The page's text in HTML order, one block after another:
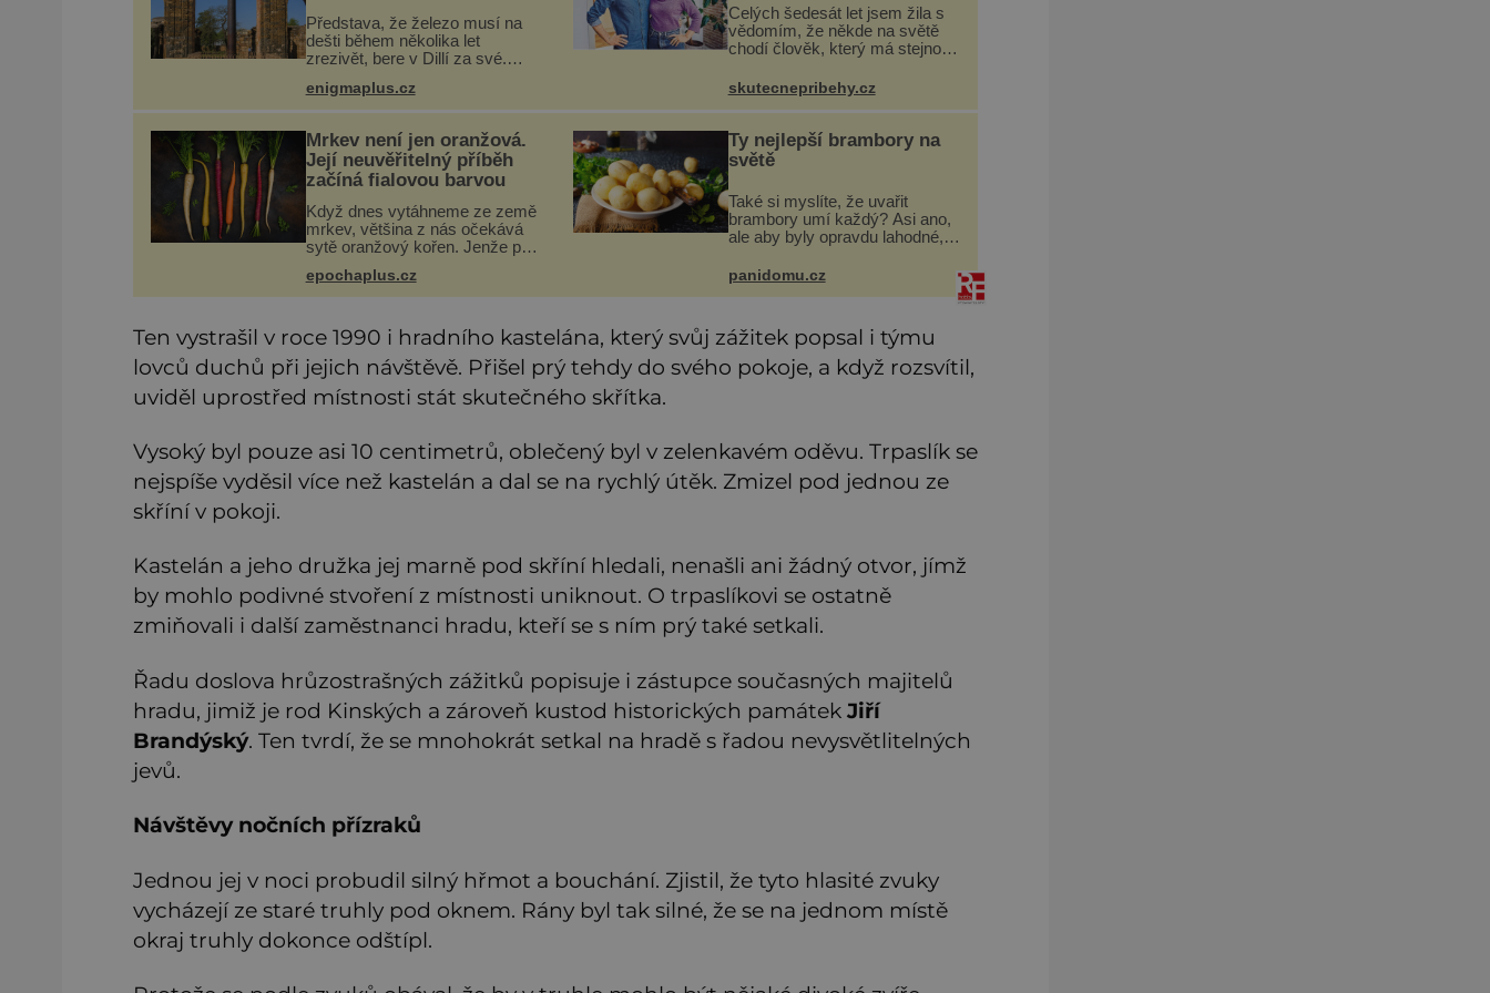
Představa, že železo musí na
dešti během několika let
zrezivět, bere v Dillí za své.
více než sedm metrů vysoký
železný sloup, který už přibližně
1 600 let odolává počasí
enigmaplus.cz
Celých šedesát let jsem žila s
vědomím, že někde na světě
chodí člověk, který má stejnou
nedovedla vybavit jeho tvář.
Byli jsme ještě malí, když jsme
s mým o šest let mlad
skutecnepribehy.cz
Mrkev není jen oranžová.
Její neuvěřitelný příběh
začíná fialovou barvou
Když dnes vytáhneme ze země
mrkev, většina z nás očekává
sytě oranžový kořen. Jenže po
všechno možné, jen ne
oranžová. Je fialová, žlutá, bílá,
epochaplus.cz
Ty nejlepší brambory na
světě
Také si myslíte, že uvařit
brambory umí každý? Asi ano,
ale aby byly opravdu lahodné,
triky. Že jsou různé varné typy
od A, tedy na saláty, po D na
panidomu.cz
Ten vystrašil v roce 1990 i hradního kastelána, který svůj zážitek popsal i týmu
lovců duchů při jejich návštěvě. Přišel prý tehdy do svého pokoje, a když rozsvítil,
uviděl uprostřed místnosti stát skutečného skřítka.
Vysoký byl pouze asi 10 centimetrů, oblečený byl v zelenkavém oděvu. Trpaslík se
nejspíše vyděsil více než kastelán a dal se na rychlý útěk. Zmizel pod jednou ze
skříní v pokoji.
Kastelán a jeho družka jej marně pod skříní hledali, nenašli ani žádný otvor, jímž
by mohlo podivné stvoření z místnosti uniknout. O trpaslíkovi se ostatně
zmiňovali i další zaměstnanci hradu, kteří se s ním prý také setkali.
Řadu doslova hrůzostrašných zážitků popisuje i zástupce současných majitelů
hradu, jimiž je rod Kinských a zároveň kustod historických památek Jiří
Brandýský. Ten tvrdí, že se mnohokrát setkal na hradě s řadou nevysvětlitelných
jevů.
Návštěvy nočních přízraků
Jednou jej v noci probudil silný hřmot a bouchání. Zjistil, že tyto hlasité zvuky
vycházejí ze staré truhly pod oknem. Rány byl tak silné, že se na jednom místě
okraj truhly dokonce odštípl.